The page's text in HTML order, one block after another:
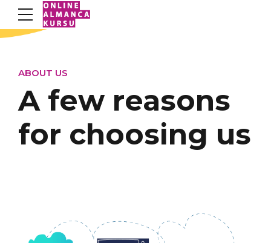
ABOUT US
A few reasons
for choosing us